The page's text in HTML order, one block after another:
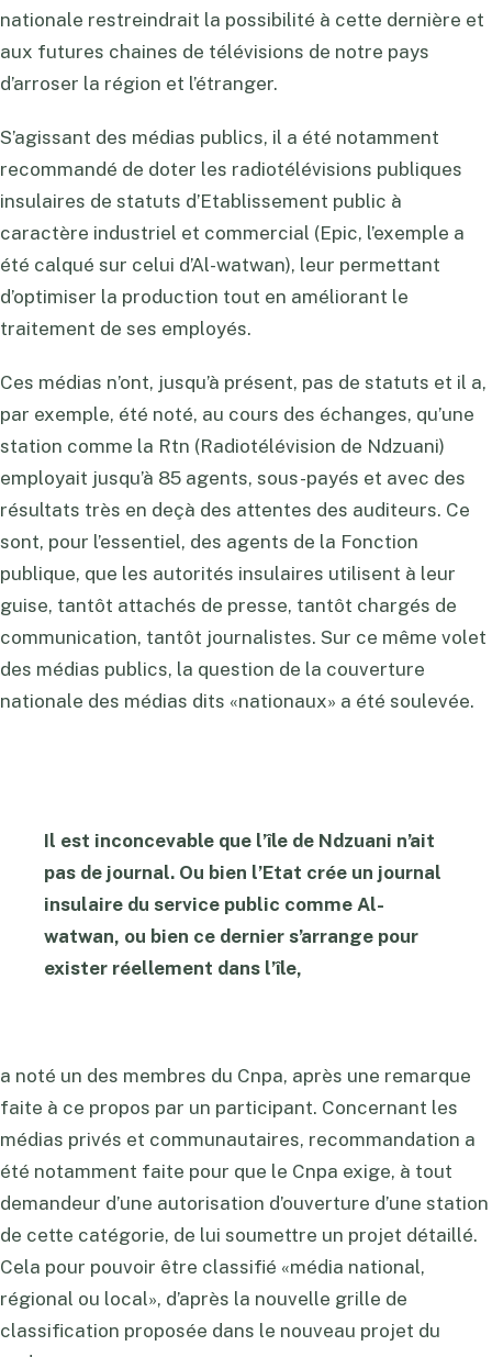
nationale restreindrait la possibilité à cette dernière et
aux futures chaines de télévisions de notre pays
d’arroser la région et l’étranger.
S’agissant des médias publics, il a été notamment
recommandé de doter les radiotélévisions publiques
insulaires de statuts d’Etablissement public à
caractère industriel et commercial (Epic, l’exemple a
été calqué sur celui d’Al-watwan), leur permettant
d’optimiser la production tout en améliorant le
traitement de ses employés.
Ces médias n’ont, jusqu’à présent, pas de statuts et il a,
par exemple, été noté, au cours des échanges, qu’une
station comme la Rtn (Radiotélévision de Ndzuani)
employait jusqu’à 85 agents, sous-payés et avec des
résultats très en deçà des attentes des auditeurs. Ce
sont, pour l’essentiel, des agents de la Fonction
publique, que les autorités insulaires utilisent à leur
guise, tantôt attachés de presse, tantôt chargés de
communication, tantôt journalistes. Sur ce même volet
des médias publics, la question de la couverture
nationale des médias dits «nationaux» a été soulevée.
Il est inconcevable que l’île de Ndzuani n’ait
pas de journal. Ou bien l’Etat crée un journal
insulaire du service public comme Al-
watwan, ou bien ce dernier s’arrange pour
exister réellement dans l’île,
a noté un des membres du Cnpa, après une remarque
faite à ce propos par un participant. Concernant les
médias privés et communautaires, recommandation a
été notamment faite pour que le Cnpa exige, à tout
demandeur d’une autorisation d’ouverture d’une station
de cette catégorie, de lui soumettre un projet détaillé.
Cela pour pouvoir être classifié «média national,
régional ou local», d’après la nouvelle grille de
classification proposée dans le nouveau projet du